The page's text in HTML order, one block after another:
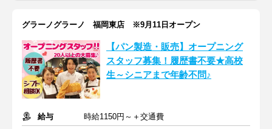
グラーノグラーノ 福岡東店 ※9月11日オープン
【パン製造・販売】オープニング
スタッフ募集！履歴書不要★高校
生～シニアまで年齢不問♪
給与
時給1150円～＋交通費